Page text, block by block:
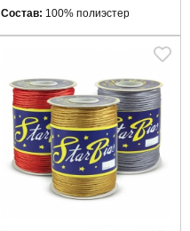
Состав: 100% полиэстер